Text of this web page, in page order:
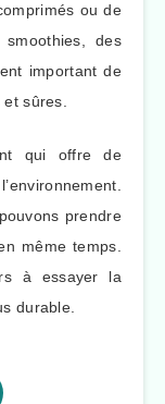
ou de
des
important de
et sûres.
qui offre de
prendre
même temps.
à essayer la
durable.